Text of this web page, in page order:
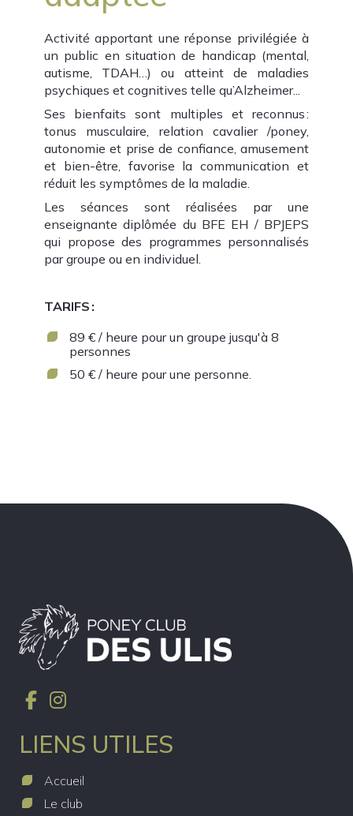
Activité apportant une réponse privilégiée à
un public en situation de handicap (mental,
autisme, TDAH…) ou atteint de maladies
psychiques et cognitives telle qu’Alzheimer...
Ses bienfaits sont multiples et reconnus :
tonus musculaire, relation cavalier /poney,
autonomie et prise de confiance, amusement
et bien-être, favorise la communication et
réduit les symptômes de la maladie.
Les séances sont réalisées par une
enseignante diplômée du BFE EH / BPJEPS
qui propose des programmes personnalisés
par groupe ou en individuel.
TARIFS :
89 € / heure pour un groupe jusqu'à 8
personnes
50 € / heure pour une personne.
LIENS UTILES
Accueil
Le club